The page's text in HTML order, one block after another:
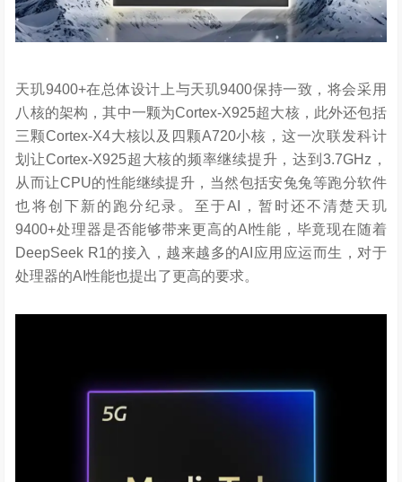
天玑9400+在总体设计上与天玑9400保持一致，将会采用
八核的架构，其中一颗为Cortex-X925超大核，此外还包括
三颗Cortex-X4大核以及四颗A720小核，这一次联发科计
划让Cortex-X925超大核的频率继续提升，达到3.7GHz，
从而让CPU的性能继续提升，当然包括安兔兔等跑分软件
也将创下新的跑分纪录。至于AI，暂时还不清楚天玑
9400+处理器是否能够带来更高的AI性能，毕竟现在随着
DeepSeek R1的接入，越来越多的AI应用应运而生，对于
处理器的AI性能也提出了更高的要求。